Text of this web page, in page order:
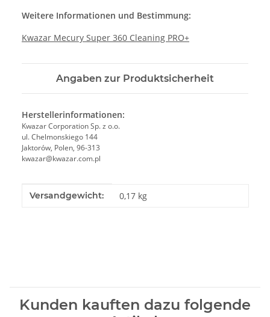
Weitere Informationen und Bestimmung:
Kwazar Mecury Super 360 Cleaning PRO+
Angaben zur Produktsicherheit
Herstellerinformationen:
Kwazar Corporation Sp. z o.o.
ul. Chelmonskiego 144
Jaktorów, Polen, 96-313
kwazar@kwazar.com.pl
Produkteigenschaft
Wert
Versandgewicht: 0,17 kg
Kunden kauften dazu folgende